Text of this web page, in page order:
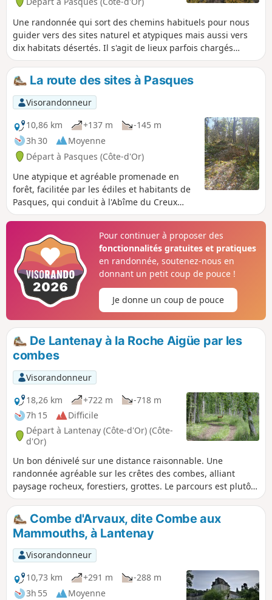
Une randonnée qui sort des chemins habituels pour nous
guider vers des sites naturel et atypiques mais aussi vers
dix habitats désertés. Il s'agit de lieux parfois chargés
d'histoire qui datent du Haut Moyen-Age ou encore du XIe
au XIVe siècle. Cette randonnée n'aurait jamais vu le jour
sans l'aimable autorisation et participation des édiles et des
membres de la section archéologique du Foyer Rural de
Pasques qui ont œuvré durant huit années pour mettre en
valeur les sites décrits.
La route des sites à Pasques
Visorandonneur
10,86 km
+137 m
-145 m
3h 30
Moyenne
Départ à Pasques (Côte-d'Or)
Une atypique et agréable promenade en
forêt, facilitée par les édiles et habitants de
Pasques, qui conduit à l'Abîme du Creux
Percé, au Poste du Président, mais aussi à la
disséminés çà et là ; lieux parfois chargés
d'histoire qui datent du Haut Moyen-Âge ou
encore du XIe au XIVe siècle.
Pour continuer à proposer des
fonctionnalités gratuites et pratiques
en randonnée, soutenez-nous en
donnant un petit coup de pouce !
Je donne un coup de pouce
De Lantenay à la Roche Aigüe par les
combes
Visorandonneur
18,26 km
+722 m
-718 m
7h 15
Difficile
Départ à Lantenay (Côte-d'Or) (Côte-
d'Or)
Un bon dénivelé sur une distance raisonnable. Une
randonnée agréable sur les crêtes des combes, alliant
paysage rocheux, forestiers, grottes. Le parcours est plutôt
ombragé, idéal à la belle saison.
Combe d'Arvaux, dite Combe aux
Mammouths, à Lantenay
Visorandonneur
10,73 km
+291 m
-288 m
3h 55
Moyenne